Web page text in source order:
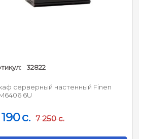
32822
серверный настенный Finen
6U
c. 7 250 c.